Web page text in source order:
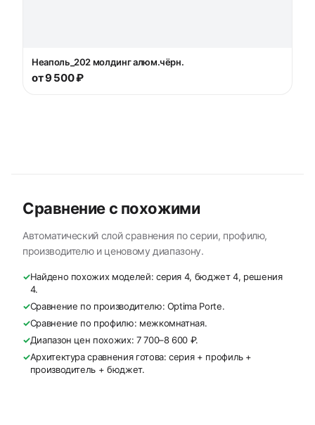
Неаполь_202 молдинг алюм.чёрн.
от 9 500 ₽
Сравнение с похожими
Автоматический слой сравнения по серии, профилю,
производителю и ценовому диапазону.
✓Найдено похожих моделей: серия 4, бюджет 4, решения
4.
✓Сравнение по производителю: Optima Porte.
✓Сравнение по профилю: межкомнатная.
✓Диапазон цен похожих: 7 700–8 600 ₽.
✓Архитектура сравнения готова: серия + профиль +
производитель + бюджет.